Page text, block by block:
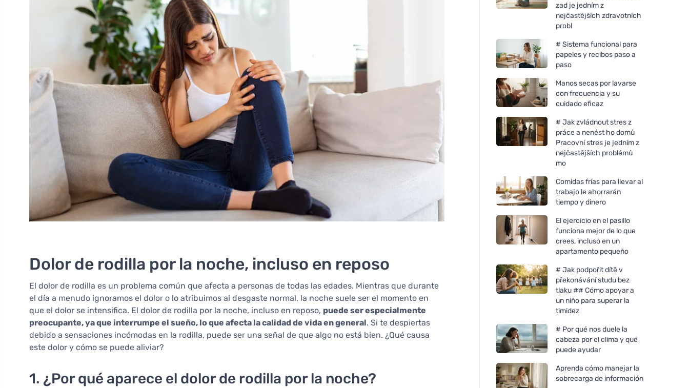
Dolor de rodilla por la noche, incluso en reposo
El dolor de rodilla es un problema común que afecta a personas de todas las edades. Mientras que durante
el día a menudo ignoramos el dolor o lo atribuimos al desgaste normal, la noche suele ser el momento en
que el dolor se intensifica. El dolor de rodilla por la noche, incluso en reposo, puede ser especialmente
preocupante, ya que interrumpe el sueño, lo que afecta la calidad de vida en general. Si te despiertas
debido a sensaciones incómodas en la rodilla, puede ser una señal de que algo no está bien. ¿Qué causa
este dolor y cómo se puede aliviar?
1. ¿Por qué aparece el dolor de rodilla por la noche?
zad je jedním z
nejčastějších zdravotních
probl
# Sistema funcional para
papeles y recibos paso a
paso
Manos secas por lavarse
con frecuencia y su
cuidado eficaz
# Jak zvládnout stres z
práce a nenést ho domů
Pracovní stres je jedním z
nejčastějších problémů
mo
Comidas frías para llevar al
trabajo le ahorrarán
tiempo y dinero
El ejercicio en el pasillo
funciona mejor de lo que
crees, incluso en un
apartamento pequeño
# Jak podpořit dítě v
překonávání studu bez
tlaku ## Cómo apoyar a
un niño para superar la
timidez
# Por qué nos duele la
cabeza por el clima y qué
puede ayudar
Aprenda cómo manejar la
sobrecarga de información